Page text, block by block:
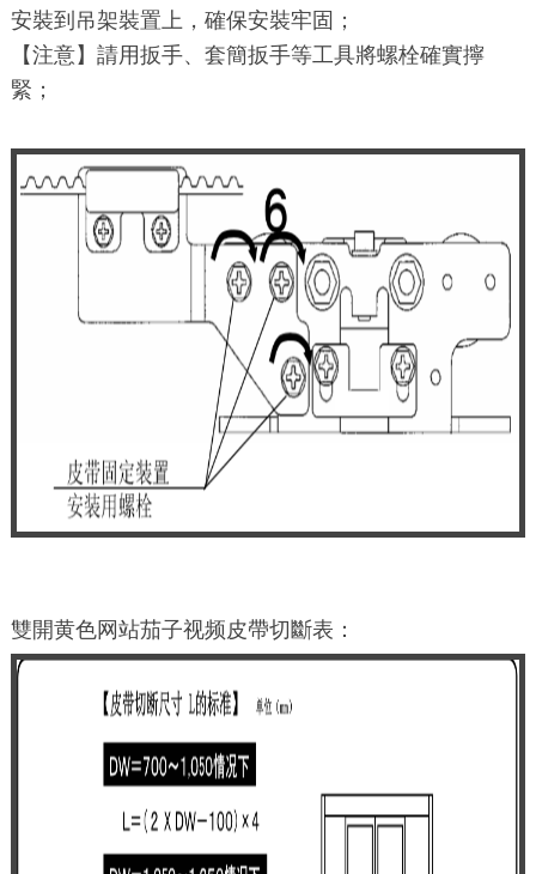
安裝到吊架裝置上，確保安裝牢固；
【注意】請用扳手、套簡扳手等工具將螺栓確實擰
緊；
雙開黄色网站茄子视频皮帶切斷表：